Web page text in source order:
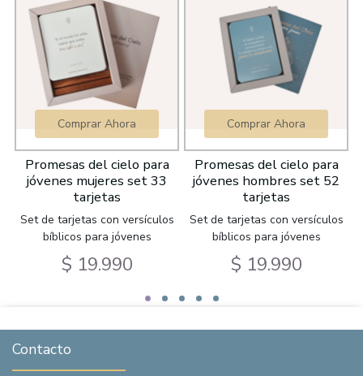
Comprar Ahora
Promesas del cielo para
jóvenes mujeres set 33
tarjetas
Set de tarjetas con versículos
bíblicos para jóvenes
$ 19.990
Comprar Ahora
Promesas del cielo para
jóvenes hombres set 52
tarjetas
Set de tarjetas con versículos
bíblicos para jóvenes
$ 19.990
Contacto